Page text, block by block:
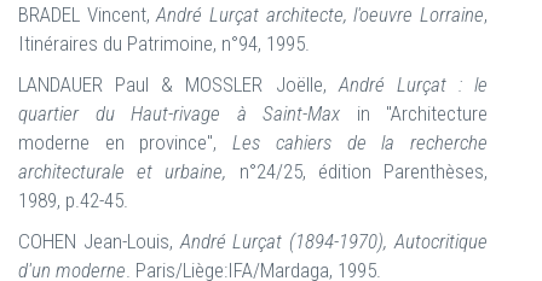
BRADEL Vincent,André Lurçat architecte, l'oeuvre Lorraine,
Itinéraires du Patrimoine, n°94, 1995.
LANDAUER Paul & MOSSLER Joëlle,André Lurçat : le
quartier du Haut-rivage à Saint-Max in "Architecture
moderne en province",Les cahiers de la recherche
architecturale et urbaine, n°24/25, édition Parenthèses,
1989, p.42-45.
COHEN Jean-Louis,André Lurçat (1894-1970), Autocritique
d'un moderne. Paris/Liège:IFA/Mardaga, 1995.